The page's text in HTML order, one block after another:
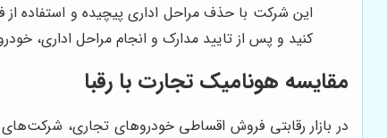
این شرکت با حذف مراحل اداری پیچیده و استفاده
کنید و پس از تایید مدارک و انجام مراحل اداری،
مقایسه هونامیک تجارت با رقبا
در بازار رقابتی فروش اقساطی خودروهای تجاری،